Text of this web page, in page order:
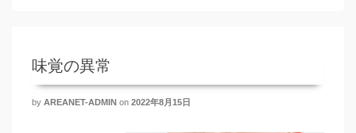
味覚の異常
by AREANET-ADMIN on 2022年8月15日